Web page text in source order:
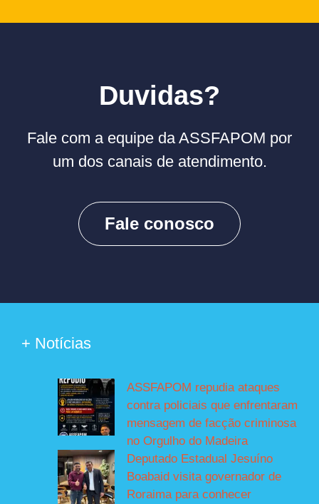
Duvidas?
Fale com a equipe da ASSFAPOM por
um dos canais de atendimento.
Fale conosco
+ Notícias
ASSFAPOM repudia ataques
contra policiais que enfrentaram
mensagem de facção criminosa
no Orgulho do Madeira
Deputado Estadual Jesuíno
Boabaid visita governador de
Roraima para conhecer